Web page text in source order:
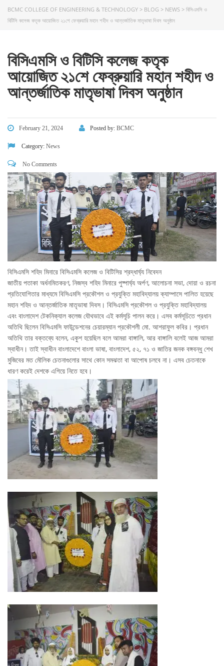
BCMC COLLEGE OF ENGINEERING & TECHNOLOGY > BLOG > NEWS > বিসিএমসি ও
বিটিসি কলেজ কতৃক আয়োজিত ২১শে ফেব্রুয়ারি মহান শহীদ ও আন্তর্জাতিক মাতৃভাষা দিবস অনুষ্ঠান
বিসিএমসি ও বিটিসি কলেজ কতৃক
আয়োজিত ২১শে ফেব্রুয়ারি মহান শহীদ ও
আন্তর্জাতিক মাতৃভাষা দিবস অনুষ্ঠান
February 21, 2024 Posted by: BCMC
Category: News
No Comments
বিসিএমসি শহিদ মিনারে বিসিএমসি কলেজ ও বিটিসির শ্রদ্ধার্ঘ্য নিবেদন
জাতীয় পতাকা অর্ধনমিতকরণ, নিজস্ব শহিদ মিনারে পুষ্পার্ঘ্য অর্পণ, আলোচনা সভা, দোয়া ও রচনা
প্রতিযোগিতার মাধ্যমে বিসিএমসি প্রকৌশল ও প্রযুক্তি মহাবিদ্যালয় ক্যাম্পাসে পালিত হয়েছে
মহান শহিদ ও আন্তর্জাতিক মাতৃভাষা দিবস। বিসিএমসি প্রকৌশল ও প্রযুক্তি মহাবিদ্যালয়
এবং বাংলাদেশ টেকনিক্যাল কলেজ যৌথভাবে এই কর্মসূচি পালন করে। এসব কর্মসূচিতে প্রধান
অতিথি ছিলেন বিসিএমসি ফাউন্ডেশনের চেয়ারম্যান প্রকৌশলী মো. আশরাফুল কবির। প্রধান
অতিথি তার বক্তব্যে বলেন, একুশ হয়েছিল বলে আমরা বাঙ্গালি, আর বাঙ্গালি বলেই আজ আমরা
স্বাধীন। তাই স্বাধীন বাংলাদেশে বাংলা ভাষা, বাংলাদেশ, ৫২, ৭১ ও জাতির জনক বঙ্গবন্ধু শেখ
মুজিবের মত মৌলিক চেতনাগুলোর সাথে কোন সমঝতা বা আপোষ চলবে না। এসব চেতনাকে
ধারণ করেই দেশকে এগিয়ে নিতে হবে।